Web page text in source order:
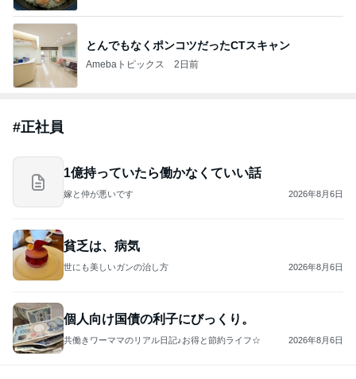
とんでもなくポンコツだったCTスキャン
Amebaトピックス 2日前
#正社員
1億持っていたら働かなくていい話
嫁と仲が悪いです 2026年8月6日
貧乏は、病気
世にも美しいガンの治し方 2026年8月6日
個人向け国債の利子にびっくり。
共働きワーママのリアル日記♪お得と節約ライフ☆ 2026年8月6日